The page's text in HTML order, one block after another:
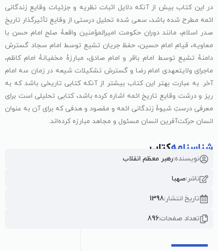
در این کتاب بیش از آنکه دلایل اثبات نظریه و جزئیات وقایع زندگانی
ائمه مطرح شده باشد، سعی شده تحلیل درستی از وقایع تأثیرگذار تاریخ
صدر اسلام، مانند دوران حکومت امیرالمؤمنین واقعۀ صلح امام حسن با
معاویه، قیام امام حسین، حفظ جریان تشیع توسط امام سجاد گسترش
دامنۀ تشیع توسط امام باقر و امام صادق، مبارزۀ مخفیانۀ امام کاظم،
ماجرای ولایتعهدی امام رضا و گسترش تشکیلات شیعه در زمان سه امام
آخر. به عبارت بهتر این کتاب بیشتر از آنکه کتابی تاریخی باشد که به
ریز و درشت وقایع تاریخ ائمه اشاره کرده باشد، کتابی تحلیلی است برای
معرفی درستِ شیوۀ زندگانی ائمه و مقصود و هدفی که برای آن به عنوان
انسان حرکت‌آفرین انسان مسئول و مجاهد مبارزه کرده‌اند.
شناسنامهکتاب
نویسنده:رهبر معظم انقلاب
ناشر:صهبا
تاریخ انتشار:1398
تعداد صفحات:896